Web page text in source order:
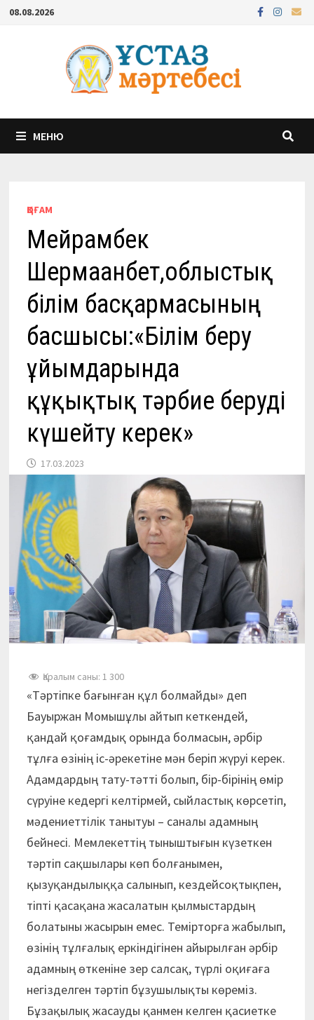
Перейти
содержимому
08.08.2026
МЕНЮ
ҚОҒАМ
Мейрамбек
Шермағанбет,облыстық
білім басқармасының
басшысы:«Білім беру
ұйымдарында
құқықтық тәрбие беруді
күшейту керек»
17.03.2023
Қаралым саны: 1 300
«Тәртіпке бағынған құл болмайды» деп
Бауыржан Момышұлы айтып кеткендей,
қандай қоғамдық орында болмасын, әрбір
тұлға өзінің іс-әрекетіне мән беріп жүруі керек.
Адамдардың тату-тәтті болып, бір-бірінің өмір
сүруіне кедергі келтірмей, сыйластық көрсетіп,
мәдениеттілік танытуы – саналы адамның
бейнесі. Мемлекеттің тыныштығын күзеткен
тәртіп сақшылары көп болғанымен,
қызуқандылыққа салы­нып, кездейсоқтықпен,
тіпті қасақана жасалатын қылмыстардың
болатыны жасырын емес. Темірторға жабылып,
өзінің тұлғалық еркіндігінен айырылған әрбір
адамның өткеніне зер салсақ, түрлі оқиғаға
негізделген тәртіп бұзушылықты көреміз.
Бұзақылық жасауды қанмен келген қасиетке